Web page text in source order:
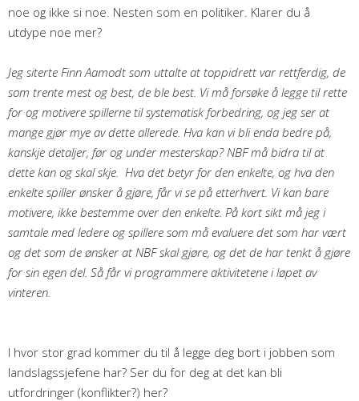
noe og ikke si noe. Nesten som en politiker. Klarer du å
utdype noe mer?
Jeg siterte Finn Aamodt som uttalte at toppidrett var rettferdig, de
som trente mest og best, de ble best. Vi må forsøke å legge til rette
for og motivere spillerne til systematisk forbedring, og jeg ser at
mange gjør mye av dette allerede. Hva kan vi bli enda bedre på,
kanskje detaljer, før og under mesterskap? NBF må bidra til at
dette kan og skal skje. Hva det betyr for den enkelte, og hva den
enkelte spiller ønsker å gjøre, får vi se på etterhvert. Vi kan bare
motivere, ikke bestemme over den enkelte. På kort sikt må jeg i
samtale med ledere og spillere som må evaluere det som har vært
og det som de ønsker at NBF skal gjøre, og det de har tenkt å gjøre
for sin egen del. Så får vi programmere aktivitetene i løpet av
vinteren.
I hvor stor grad kommer du til å legge deg bort i jobben som
landslagssjefene har? Ser du for deg at det kan bli
utfordringer (konflikter?) her?